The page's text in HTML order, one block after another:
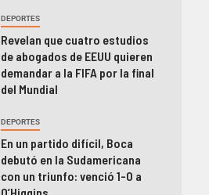
DEPORTES
Revelan que cuatro estudios
de abogados de EEUU quieren
demandar a la FIFA por la final
del Mundial
DEPORTES
En un partido difícil, Boca
debutó en la Sudamericana
con un triunfo: venció 1-0 a
O’Higgins